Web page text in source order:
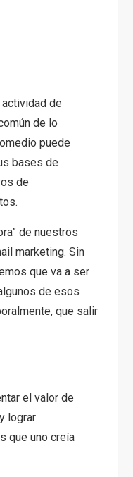
de
de lo
puede
bases de
de
de nuestros
marketing. Sin
que va a ser
de esos
que salir
el valor de
lograr
que uno creía